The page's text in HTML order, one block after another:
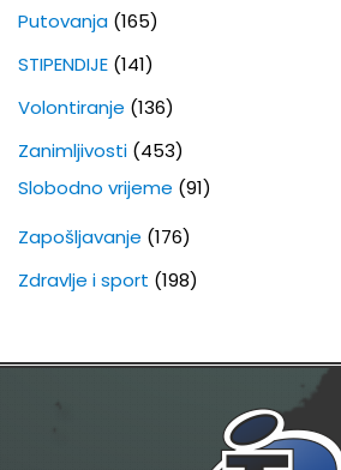
Putovanja (165)
STIPENDIJE (141)
Volontiranje (136)
Zanimljivosti (453)
Slobodno vrijeme (91)
Zapošljavanje (176)
Zdravlje i sport (198)